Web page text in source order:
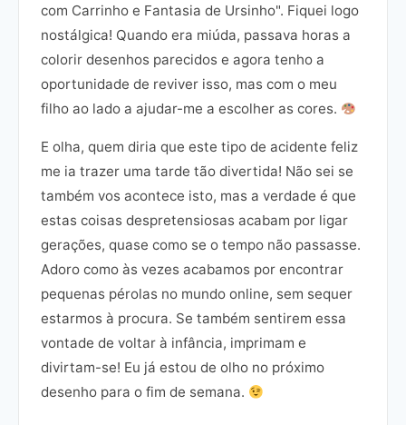
com Carrinho e Fantasia de Ursinho". Fiquei logo
nostálgica! Quando era miúda, passava horas a
colorir desenhos parecidos e agora tenho a
oportunidade de reviver isso, mas com o meu
filho ao lado a ajudar-me a escolher as cores.
E olha, quem diria que este tipo de acidente feliz
me ia trazer uma tarde tão divertida! Não sei se
também vos acontece isto, mas a verdade é que
estas coisas despretensiosas acabam por ligar
gerações, quase como se o tempo não passasse.
Adoro como às vezes acabamos por encontrar
pequenas pérolas no mundo online, sem sequer
estarmos à procura. Se também sentirem essa
vontade de voltar à infância, imprimam e
divirtam-se! Eu já estou de olho no próximo
desenho para o fim de semana.